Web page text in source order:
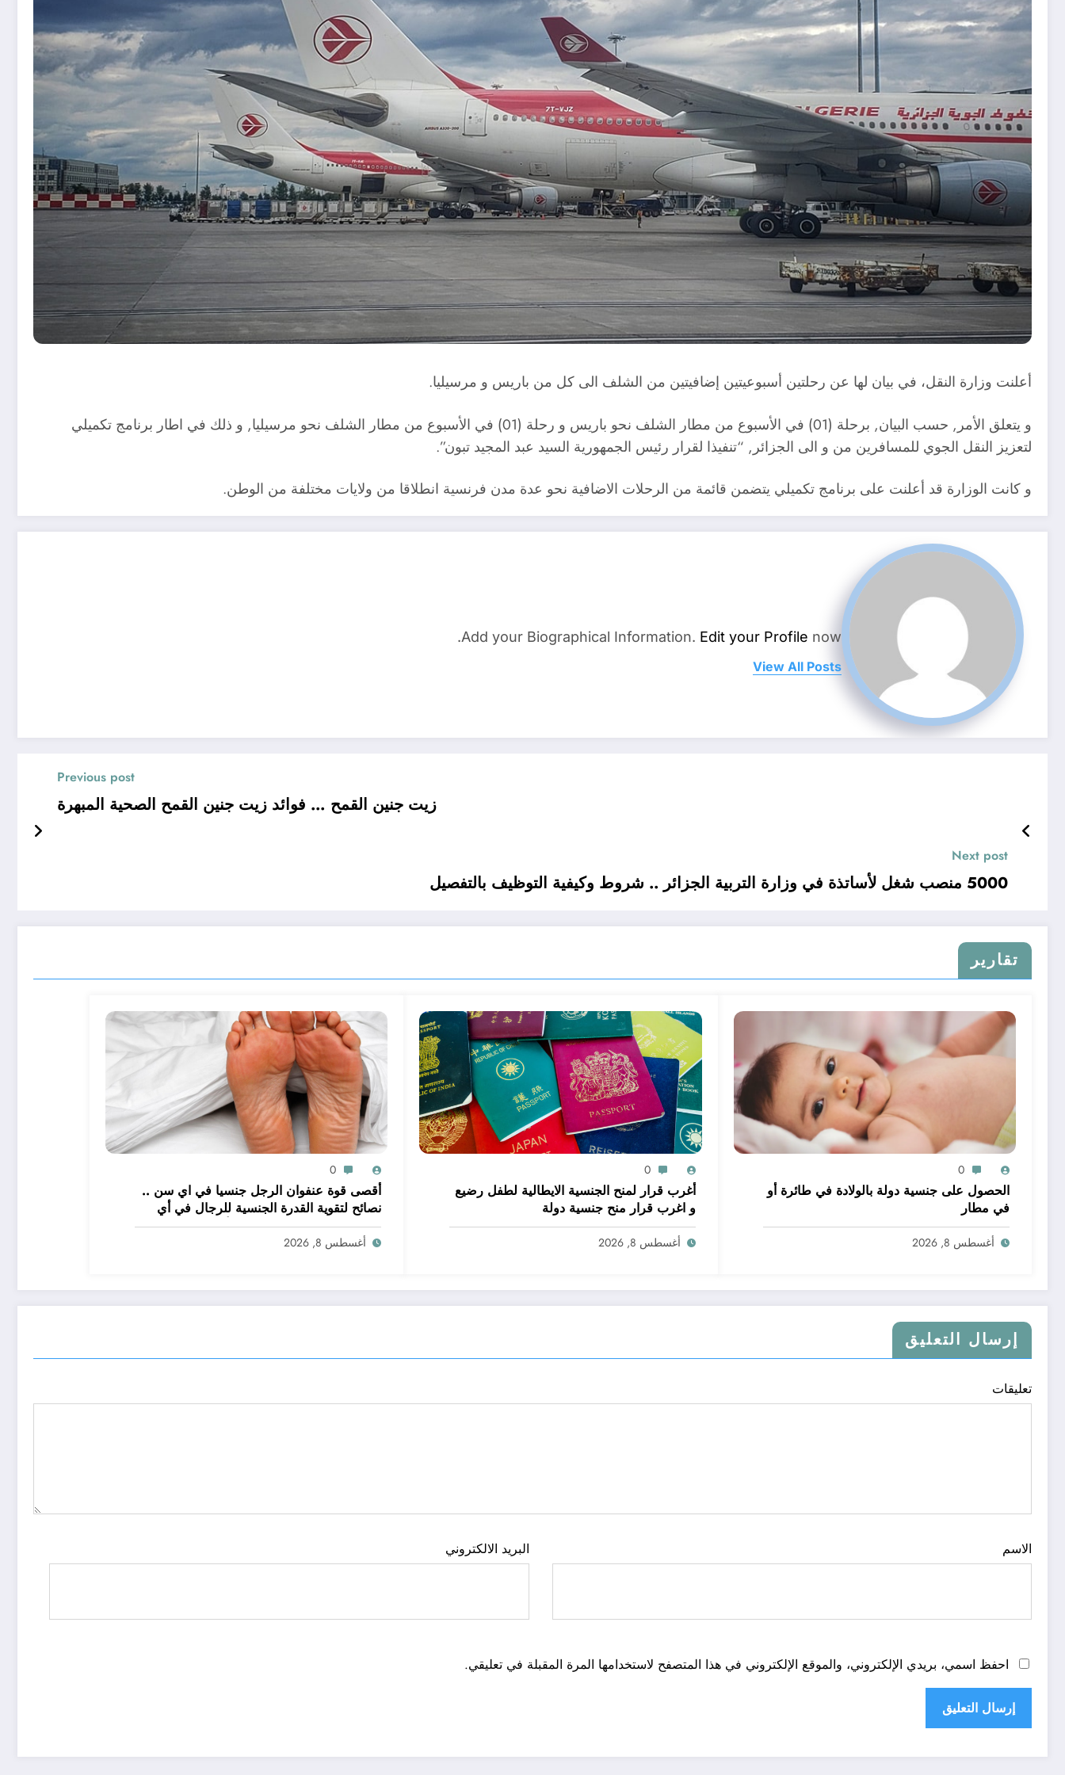
أعلنت وزارة النقل، في بيان لها عن رحلتين أسبوعيتين إضافيتين من الشلف الى كل من باريس و مرسيليا.
و يتعلق الأمر, حسب البيان, برحلة (01) في الأسبوع من مطار الشلف نحو باريس و رحلة (01) في الأسبوع من مطار الشلف نحو مرسيليا, و ذلك في اطار برنامج تكميلي
لتعزيز النقل الجوي للمسافرين من و الى الجزائر, “تنفيذا لقرار رئيس الجمهورية السيد عبد المجيد تبون”.
و كانت الوزارة قد أعلنت على برنامج تكميلي يتضمن قائمة من الرحلات الاضافية نحو عدة مدن فرنسية انطلاقا من ولايات مختلفة من الوطن.
Add your Biographical Information. Edit your Profile now.
View All Posts
Previous post
زيت جنين القمح … فوائد زيت جنين القمح الصحية المبهرة
Next post
5000 منصب شغل لأساتذة في وزارة التربية الجزائر .. شروط وكيفية التوظيف بالتفصيل
تقارير
0
الحصول على جنسية دولة بالولادة في طائرة أو
في مطار
أغسطس 8, 2026
0
أغرب قرار لمنح الجنسية الايطالية لطفل رضيع
و اغرب قرار منح جنسية دولة
أغسطس 8, 2026
0
أقصى قوة عنفوان الرجل جنسيا في اي سن ..
نصائح لتقوية القدرة الجنسية للرجال في أي
عمر تكون خصوبة الرجل في أوجها؟
أغسطس 8, 2026
إرسال التعليق
تعليقات
الاسم البريد الالكتروني
احفظ اسمي، بريدي الإلكتروني، والموقع الإلكتروني في هذا المتصفح لاستخدامها المرة المقبلة في تعليقي.